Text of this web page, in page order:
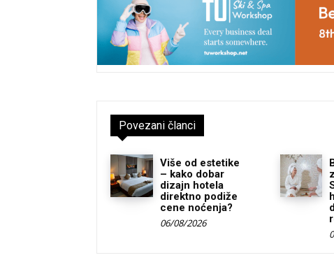
Povezani članci
Više od estetike
– kako dobar
dizajn hotela
direktno podiže
cene noćenja?
06/08/2026